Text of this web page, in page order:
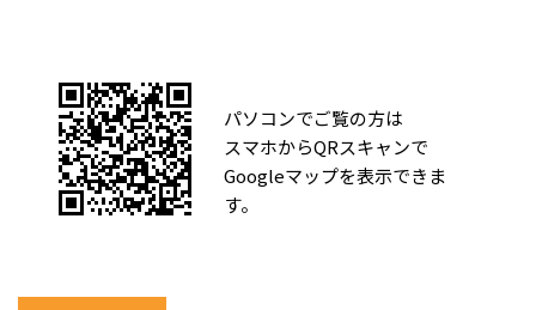
パソコンでご覧の方は
スマホからQRスキャンで
Googleマップを表示できま
す。